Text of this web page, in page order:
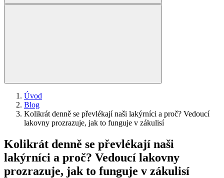
Úvod
Blog
Kolikrát denně se převlékají naši lakýrníci a proč? Vedoucí
lakovny prozrazuje, jak to funguje v zákulisí
Kolikrát denně se převlékají naši
lakýrníci a proč? Vedoucí lakovny
prozrazuje, jak to funguje v zákulisí